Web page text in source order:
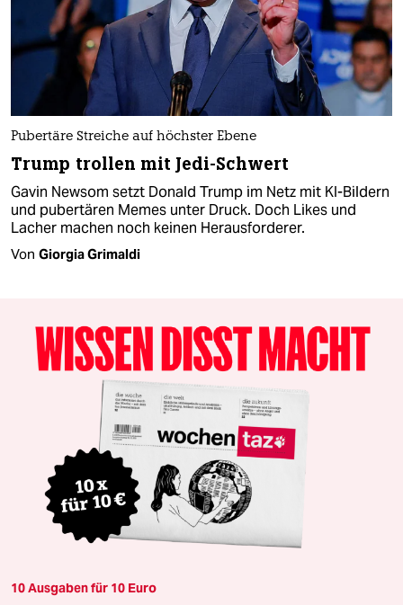
Pubertäre Streiche auf höchster Ebene
Trump trollen mit Jedi-Schwert
Gavin Newsom setzt Donald Trump im Netz mit KI-Bildern
und pubertären Memes unter Druck. Doch Likes und
Lacher machen noch keinen Herausforderer.
Von Giorgia Grimaldi
10 Ausgaben für 10 Euro